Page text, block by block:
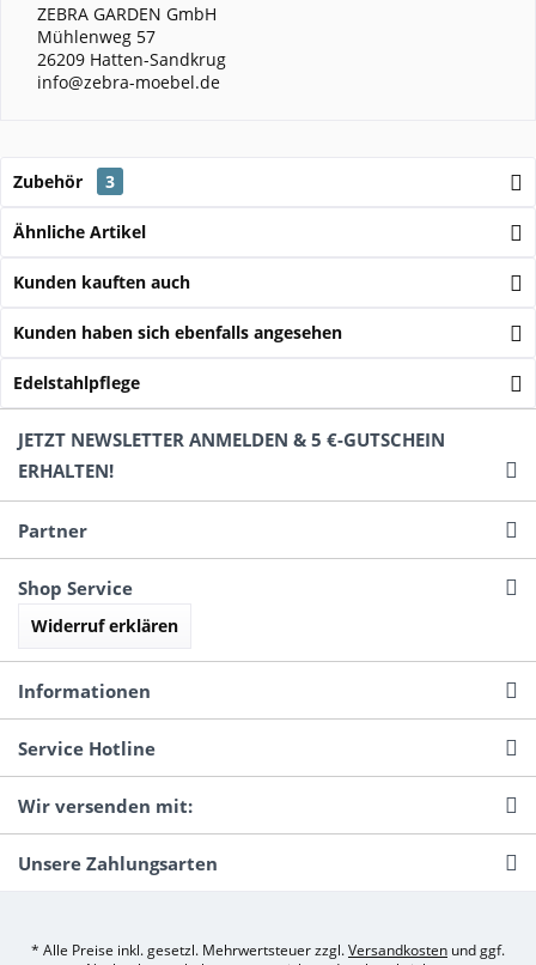
ZEBRA GARDEN GmbH
Mühlenweg 57
26209 Hatten-Sandkrug
info@zebra-moebel.de
Zubehör 3
Ähnliche Artikel
Kunden kauften auch
Kunden haben sich ebenfalls angesehen
Edelstahlpflege
JETZT NEWSLETTER ANMELDEN & 5 €-GUTSCHEIN
ERHALTEN!
Partner
Shop Service
Widerruf erklären
Informationen
Service Hotline
Wir versenden mit:
Unsere Zahlungsarten
* Alle Preise inkl. gesetzl. Mehrwertsteuer zzgl.Versandkosten und ggf.